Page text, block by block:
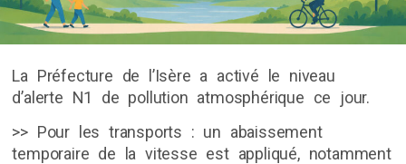
La Préfecture de l’Isère a activé le niveau
d’alerte N1 de pollution atmosphérique ce jour.
>> Pour les transports : un abaissement
temporaire de la vitesse est appliqué, notamment